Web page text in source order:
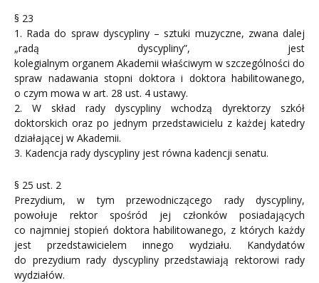
§ 23
1. Rada do spraw dyscypliny – sztuki muzyczne, zwana dalej
„radą dyscypliny”, jest
kolegialnym organem Akademii właściwym w szczególności do
spraw nadawania stopni doktora i doktora habilitowanego,
o czym mowa w art. 28 ust. 4 ustawy.
2. W skład rady dyscypliny wchodzą dyrektorzy szkół
doktorskich oraz po jednym przedstawicielu z każdej katedry
działającej w Akademii.
3. Kadencja rady dyscypliny jest równa kadencji senatu.
§ 25 ust. 2
Prezydium, w tym przewodniczącego rady dyscypliny,
powołuje rektor spośród jej członków posiadających
co najmniej stopień doktora habilitowanego, z których każdy
jest przedstawicielem innego wydziału. Kandydatów
do prezydium rady dyscypliny przedstawiają rektorowi rady
wydziałów.